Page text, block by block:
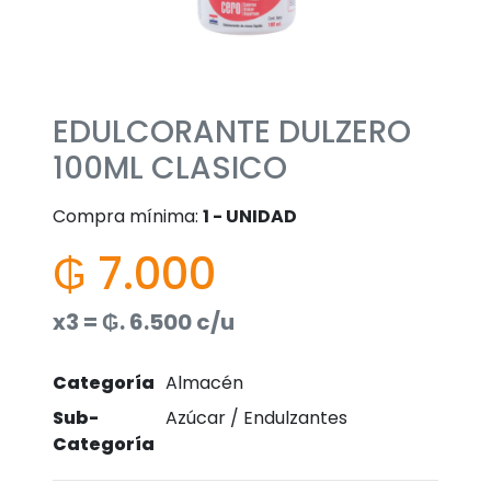
EDULCORANTE DULZERO
100ML CLASICO
Compra mínima: 1 - UNIDAD
₲ 7.000
x3 = ₲. 6.500 c/u
Categoría Almacén
Sub-
Categoría
Azúcar / Endulzantes